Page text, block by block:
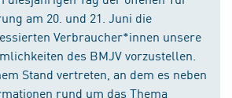
am 20. und 21. Juni die
Verbraucher*innen unsere
des BMJV vorzustellen.
Stand vertreten, an dem es neben
rund um das Thema